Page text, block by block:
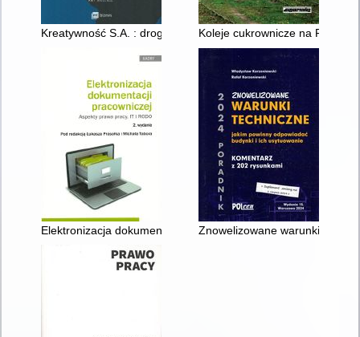
Kreatywność S.A. : droga do prawdziwej inspiracji
Koleje cukrownicze na
Elektronizacja dokumentacji pracowniczej : aspekty prawa
Znowelizowane warunki